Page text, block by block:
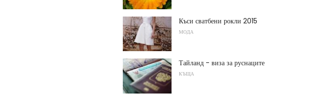
Къси сватбени рокли 2015
МОДА
Тайланд - виза за руснаците
КЪЩА